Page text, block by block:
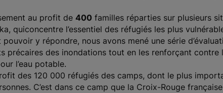
au profit de 400 familles réparties sur plusieurs
quiconcentre l’essentiel des réfugiés les plus
y répondre, nous avons mené une série
précaires des inondations tout en les renforçant contre
l’eau potable.
des 120 000 réfugiés des camps, dont le plus
C’est dans ce camp que la Croix-Rouge